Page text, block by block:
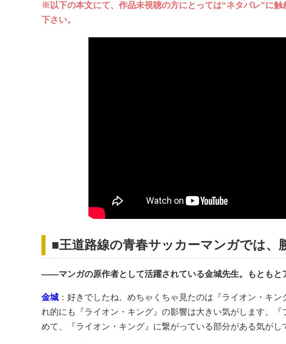
※以下の本文にて、作品未視聴の方にとっては“ネタバレ”に
下さい。
■王道路線の青春サッカーマンガでは、
――マンガの原作者として活躍されている金城先生。もともと
金城 ：好きでしたね。めちゃくちゃ見たのは『ライオン・キ
れ的にも『ライオン・キング』の影響は大きい気がします。
めて、『ライオン・キング』に繋がっている部分がある気がし